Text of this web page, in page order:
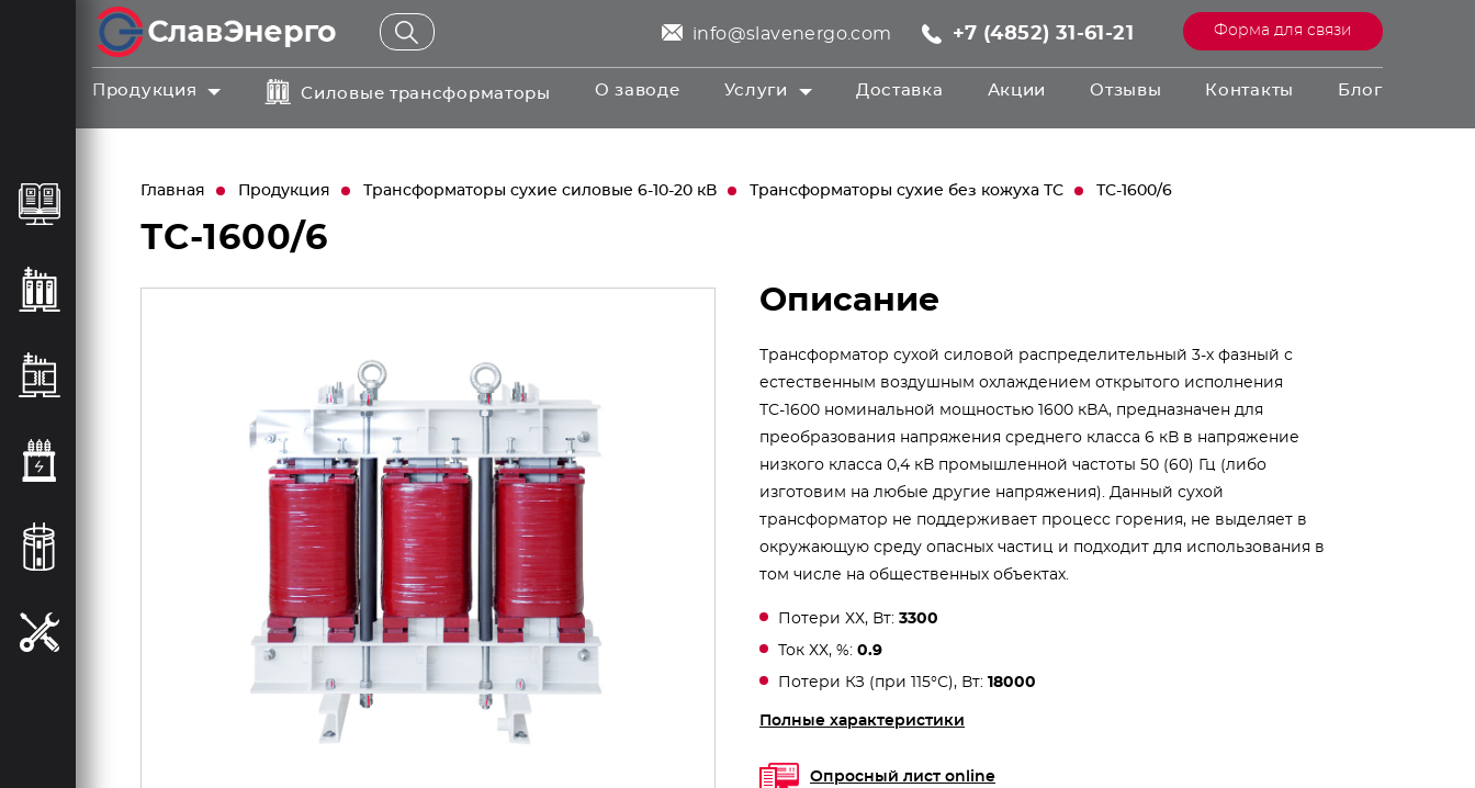
Форма для связи
info@slavenergo.com +7 (4852) 31-61-21
Продукция Силовые трансформаторы О заводе Услуги Доставка Акции Отзывы Контакты Блог
Главная Продукция Трансформаторы сухие силовые 6-10-20 кВ Трансформаторы сухие без кожуха ТС ТС-1600/6
ТС-1600/6
Описание
Трансформатор сухой силовой распределительный 3-х фазный с
естественным воздушным охлаждением открытого исполнения
ТС-1600 номинальной мощностью 1600 кВА, предназначен для
преобразования напряжения среднего класса 6 кВ в напряжение
низкого класса 0,4 кВ промышленной частоты 50 (60) Гц (либо
изготовим на любые другие напряжения). Данный сухой
трансформатор не поддерживает процесс горения, не выделяет в
окружающую среду опасных частиц и подходит для использования в
том числе на общественных объектах.
Потери ХХ, Вт: 3300
Ток ХХ, %: 0.9
Потери КЗ (при 115°С), Вт: 18000
Полные характеристики
Опросный лист online